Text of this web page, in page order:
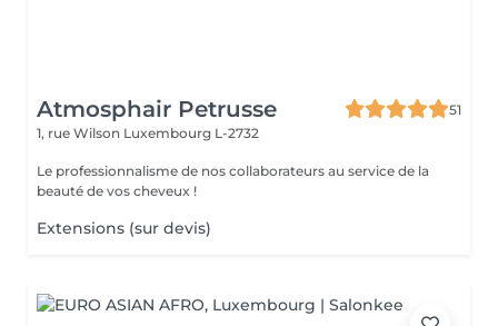
Atmosphair Petrusse
51
1, rue Wilson Luxembourg L-2732
Le professionnalisme de nos collaborateurs au service de la
beauté de vos cheveux !
Extensions (sur devis)